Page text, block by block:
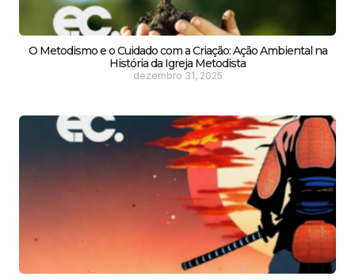
O Metodismo e o Cuidado com a Criação: Ação Ambiental na
História da Igreja Metodista
dezembro 31, 2025